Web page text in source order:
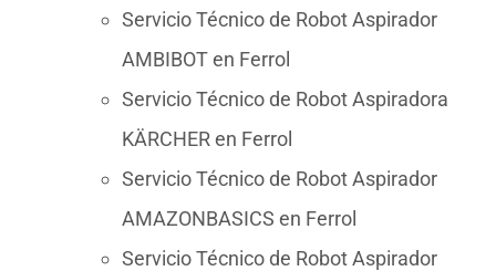
Servicio Técnico de Robot Aspirador
AMBIBOT en Ferrol
Servicio Técnico de Robot Aspiradora
KÄRCHER en Ferrol
Servicio Técnico de Robot Aspirador
AMAZONBASICS en Ferrol
Servicio Técnico de Robot Aspirador